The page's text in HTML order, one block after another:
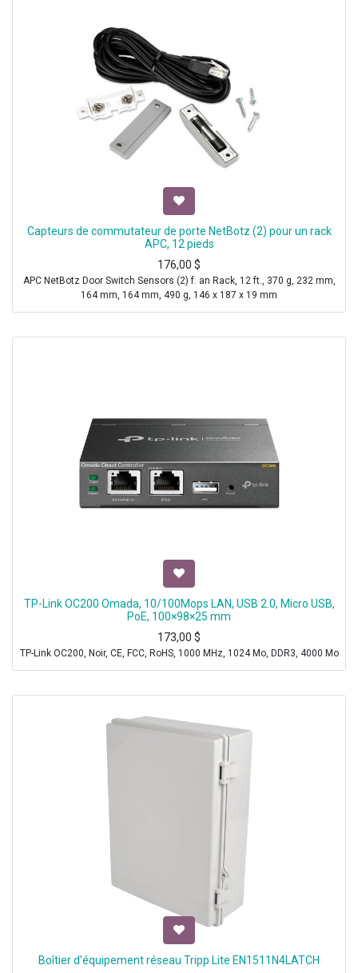
Capteurs de commutateur de porte NetBotz (2) pour un rack
APC, 12 pieds
176,00 $
APC NetBotz Door Switch Sensors (2) f. an Rack, 12 ft., 370 g, 232 mm,
164 mm, 164 mm, 490 g, 146 x 187 x 19 mm
TP-Link OC200 Omada, 10/100Mops LAN, USB 2.0, Micro USB,
PoE, 100×98×25 mm
173,00 $
TP-Link OC200, Noir, CE, FCC, RoHS, 1000 MHz, 1024 Mo, DDR3, 4000 Mo
Boîtier d'équipement réseau Tripp Lite EN1511N4LATCH